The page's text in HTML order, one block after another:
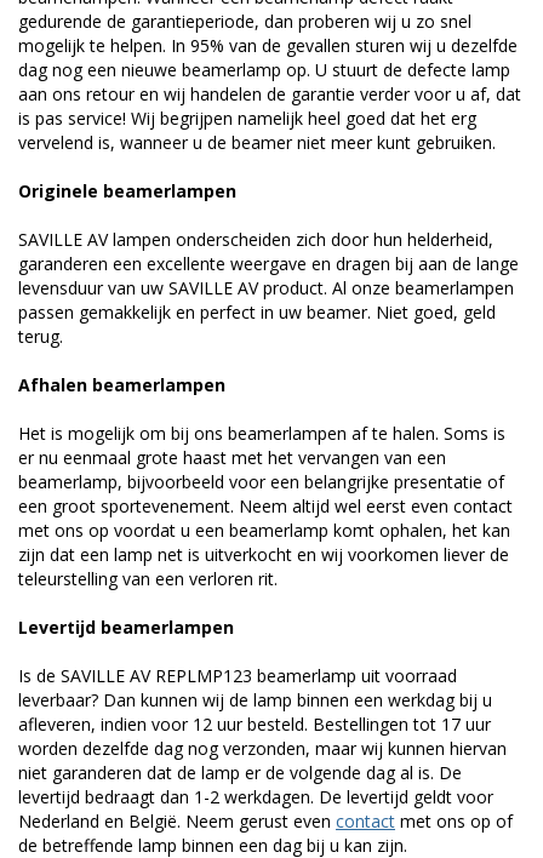
gedurende de garantieperiode, dan proberen wij u zo snel
mogelijk te helpen. In 95% van de gevallen sturen wij u dezelfde
dag nog een nieuwe beamerlamp op. U stuurt de defecte lamp
aan ons retour en wij handelen de garantie verder voor u af, dat
is pas service! Wij begrijpen namelijk heel goed dat het erg
vervelend is, wanneer u de beamer niet meer kunt gebruiken.
Originele beamerlampen
SAVILLE AV lampen onderscheiden zich door hun helderheid,
garanderen een excellente weergave en dragen bij aan de lange
levensduur van uw SAVILLE AV product. Al onze beamerlampen
passen gemakkelijk en perfect in uw beamer. Niet goed, geld
terug.
Afhalen beamerlampen
Het is mogelijk om bij ons beamerlampen af te halen. Soms is
er nu eenmaal grote haast met het vervangen van een
beamerlamp, bijvoorbeeld voor een belangrijke presentatie of
een groot sportevenement. Neem altijd wel eerst even contact
met ons op voordat u een beamerlamp komt ophalen, het kan
zijn dat een lamp net is uitverkocht en wij voorkomen liever de
teleurstelling van een verloren rit.
Levertijd beamerlampen
Is de SAVILLE AV REPLMP123 beamerlamp uit voorraad
leverbaar? Dan kunnen wij de lamp binnen een werkdag bij u
afleveren, indien voor 12 uur besteld. Bestellingen tot 17 uur
worden dezelfde dag nog verzonden, maar wij kunnen hiervan
niet garanderen dat de lamp er de volgende dag al is. De
levertijd bedraagt dan 1-2 werkdagen. De levertijd geldt voor
Nederland en België. Neem gerust even contact met ons op of
de betreffende lamp binnen een dag bij u kan zijn.